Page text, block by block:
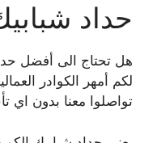
حداد
هل تحتاج الى أفضل
لكم أمهر الكوادر
تواصلوا معنا بدون اي